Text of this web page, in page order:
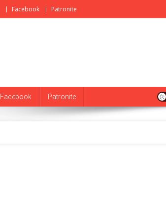
Facebook Patronite
Facebook Patronite